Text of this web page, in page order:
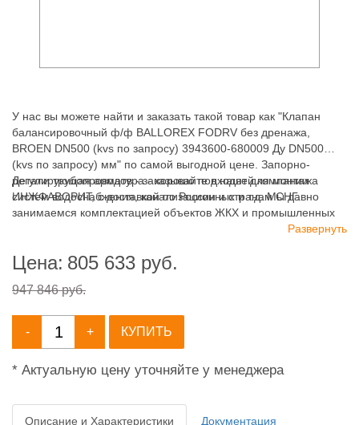
У нас вы можете найти и заказать такой товар как "Клапан
балансировочный ф/ф BALLOREX FODRV без дренажа,
BROEN DN500 (kvs по запросу) 3943600-680009 Ду DN500
(kvs по запросу) мм" по самой выгодной цене. Запорно-
регулирующая арматура - хорошо подходят для монтажа
систем водоснабжения, канализационных и т.д. Мы давно
занимаемся комплектацией объектов ЖКХ и промышленных
зданий, имея широкий ассортимент продукции для систем:
Детали трубопроводов - заказывайте в нашей компании
ИНЖФАВОРИТ, с доставкой по России и странам СНГ.
Развернуть
Цена: 805 633 руб.
947 846 руб.
- + КУПИТЬ
* Актуальную цену уточняйте у менеджера
Описание и Характеристики Документация